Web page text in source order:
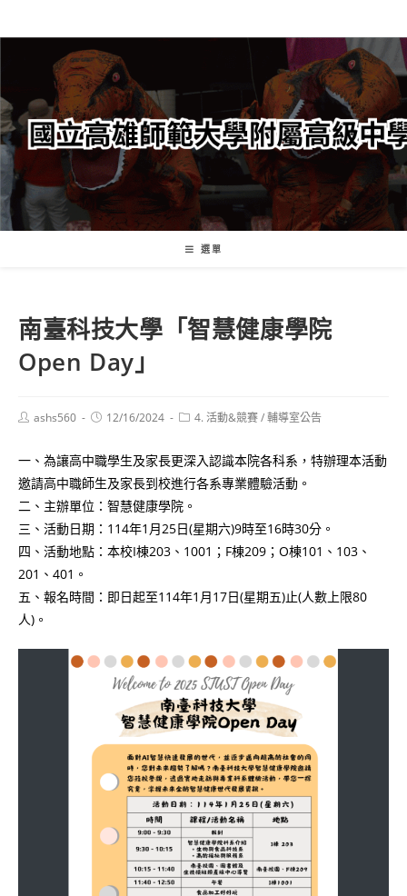
轉
要
內
容
選單
南臺科技大學「智慧健康學院
Open Day」
Postashs560
Post12/16/2024
Post4. 活動&競賽/輔導室公告
一、為讓高中職學生及家長更深入認識本院各科系，特辦理本活動
邀請高中職師生及家長到校進行各系專業體驗活動。
二、主辦單位：智慧健康學院。
三、活動日期：114年1月25日(星期六)9時至16時30分。
四、活動地點：本校I棟203、1001；F棟209；O棟101、103、
201、401。
五、報名時間：即日起至114年1月17日(星期五)止(人數上限80
人)。